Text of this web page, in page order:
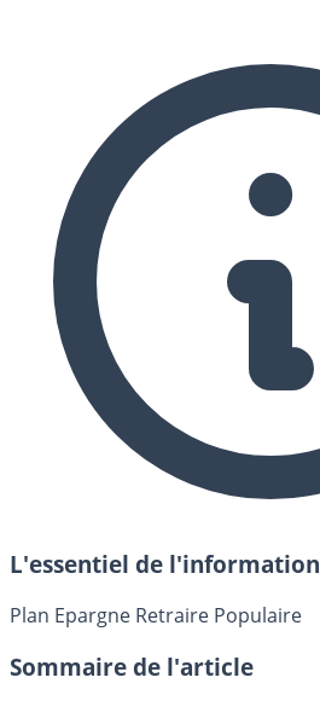
L'essentiel de l'information
Plan Epargne Retraire Populaire
Sommaire de l'article